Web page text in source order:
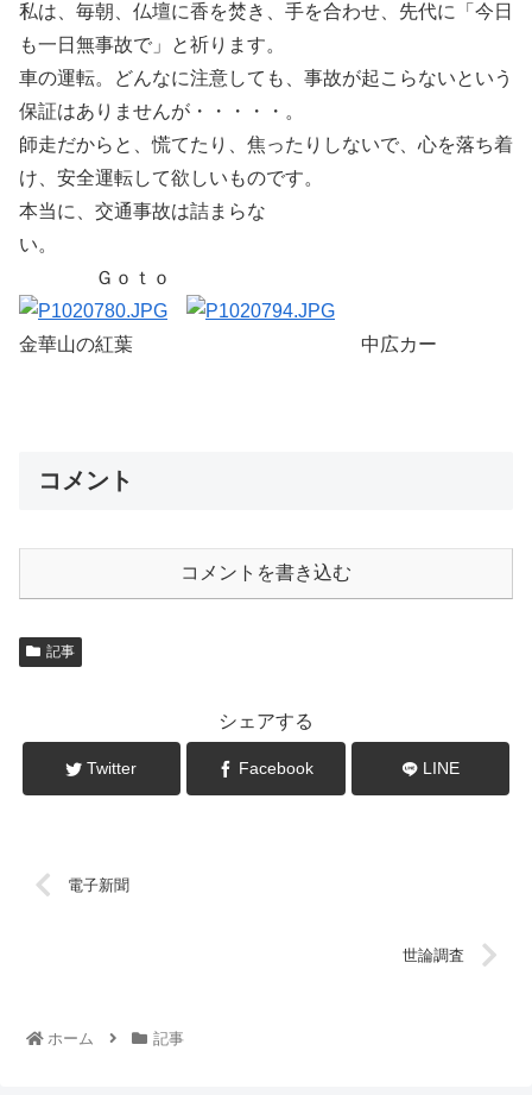
私は、毎朝、仏壇に香を焚き、手を合わせ、先代に「今日
も一日無事故で」と祈ります。
車の運転。どんなに注意しても、事故が起こらないという
保証はありませんが・・・・・。
師走だからと、慌てたり、焦ったりしないで、心を落ち着
け、安全運転して欲しいものです。
本当に、交通事故は詰まらな
い。
Ｇｏｔｏ
金華山の紅葉 中広カー
コメント
コメントを書き込む
記事
シェアする
Twitter Facebook LINE
電子新聞
世論調査
ホーム 記事